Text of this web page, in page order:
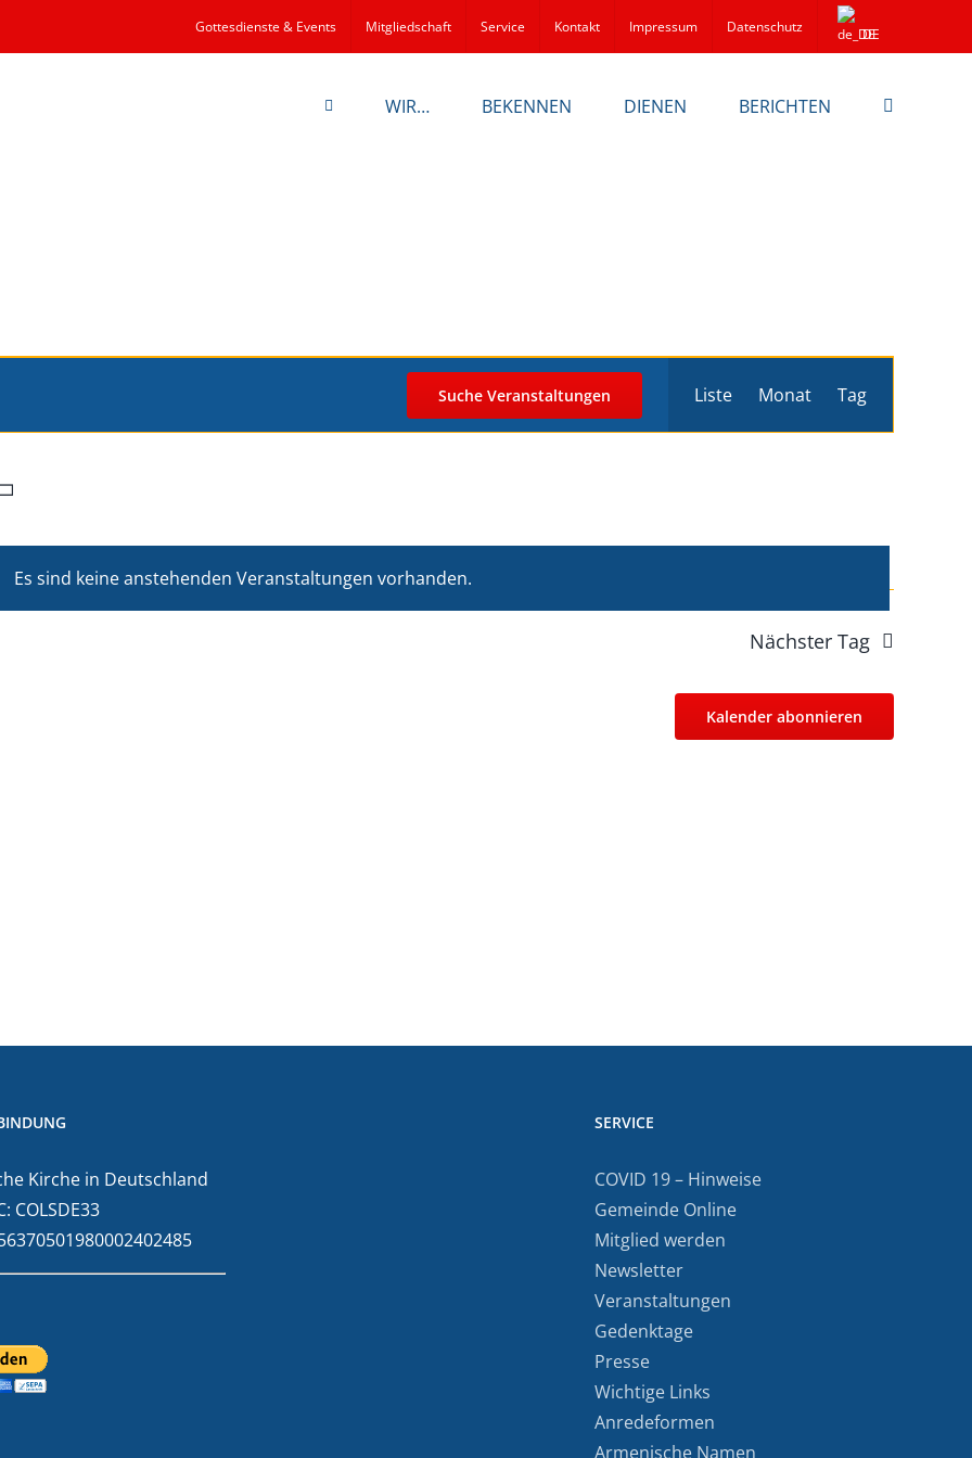
Gottesdienste & Events Mitgliedschaft Service Kontakt Impressum Datenschutz DE
WIR… BEKENNEN DIENEN BERICHTEN
Hinweis
Es sind keine anstehenden Veranstaltungen vorhanden.
Suche Veranstaltungen
Ansichten-
Liste Monat Tag
Nächster Tag
Kalender abonnieren
Kirche in Deutschland
COLSDE33
SERVICE
COVID 19 – Hinweise
Gemeinde Online
Mitglied werden
Newsletter
Veranstaltungen
Gedenktage
Presse
Wichtige Links
Anredeformen
Armenische Namen